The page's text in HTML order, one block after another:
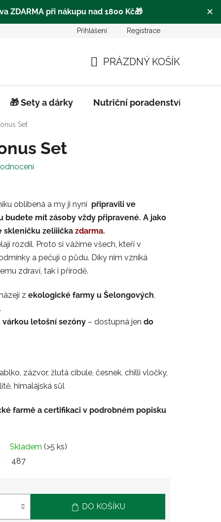
ZDARMA při nákupu nad 1800 Kč🎁 ✕
Často se ptáte |FAQ Pro obchodní partnery
Přihlášení Registrace
KOŠÍK
PRÁZDNÝ KOŠÍK
🎁 Sety a dárky Nutriční poradenství
Set
Set
oblíbená a my ji nyní připravili ve
budete mít zásoby vždy připravené. A jako
skleničku zeliiička zdarma.
rozdíl. Proto si vážíme všech, kteří v
a pečují o půdu. Díky nim vzniká
zdraví, tak i přírodě.
z ekologické farmy u Šelongových,
letošní sezóny – dostupná jen do
zázvor, žlutá cibule, česnek, chilli vločky,
himalájská sůl
farmě a certifikaci v podrobném popisku
Skladem (>5 ks)
487
DO KOŠÍKU